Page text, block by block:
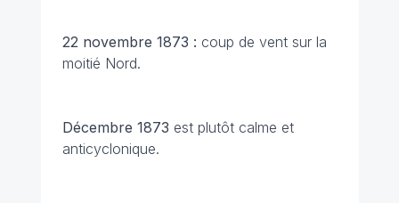
22 novembre 1873 : coup de vent sur la
moitié Nord.
Décembre 1873 est plutôt calme et
anticyclonique.